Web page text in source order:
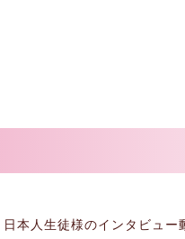
本人生徒様のインタビュー